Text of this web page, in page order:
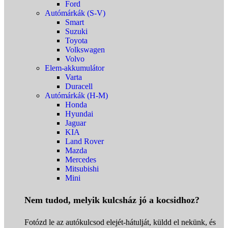
Ford
Autómárkák (S-V)
Smart
Suzuki
Toyota
Volkswagen
Volvo
Elem-akkumulátor
Varta
Duracell
Autómárkák (H-M)
Honda
Hyundai
Jaguar
KIA
Land Rover
Mazda
Mercedes
Mitsubishi
Mini
Nem tudod, melyik kulcsház jó a kocsidhoz?
Fotózd le az autókulcsod elejét-hátulját, küldd el nekünk, és